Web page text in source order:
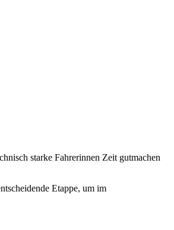
starke Fahrerinnen Zeit gutmachen
Etappe, um im